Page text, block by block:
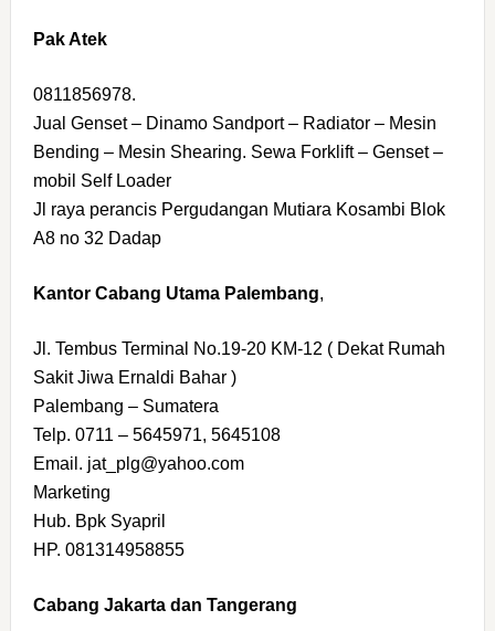
Pak Atek
0811856978.
Jual Genset – Dinamo Sandport – Radiator – Mesin
Bending – Mesin Shearing. Sewa Forklift – Genset –
mobil Self Loader
Jl raya perancis Pergudangan Mutiara Kosambi Blok
A8 no 32 Dadap
Kantor Cabang Utama Palembang,
Jl. Tembus Terminal No.19-20 KM-12 ( Dekat Rumah
Sakit Jiwa Ernaldi Bahar )
Palembang – Sumatera
Telp. 0711 – 5645971, 5645108
Email. jat_plg@yahoo.com
Marketing
Hub. Bpk Syapril
HP. 081314958855
Cabang Jakarta dan Tangerang